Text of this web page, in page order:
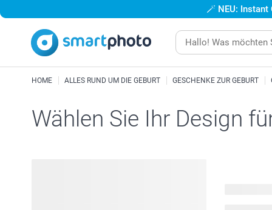
🪄 NEU:
HOME ALLES RUND UM DIE GEBURT GESCHENKE ZUR GEBURT
Wählen Sie Ihr Design